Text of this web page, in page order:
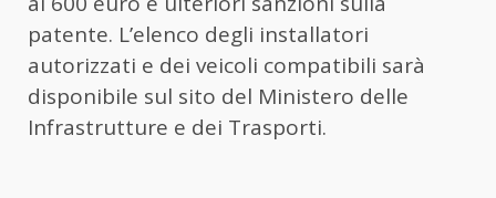
patente. L’elenco degli installatori
autorizzati e dei veicoli compatibili sarà
disponibile sul sito del Ministero delle
Infrastrutture e dei Trasporti.